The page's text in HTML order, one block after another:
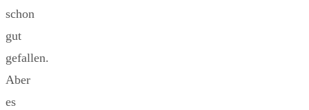
schon
gut
gefallen.
Aber
es